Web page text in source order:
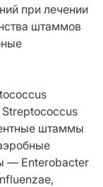
при лечении
штаммов
штаммы
— Enterobacter